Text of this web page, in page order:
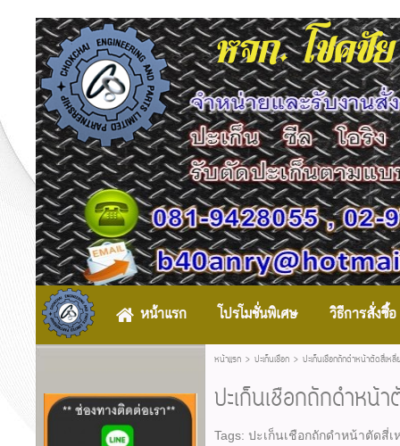
หจก. โชคชั
หน้าแรก โปรโมชั่นพิเศษ วิธีการสั่งซื้อ
หน้าแรก> ปะเก็นเชือก> ปะเก็นเชือกถักดำหน้าตัดสี่เหลี่
ปะเก็นเชือกถักดำหน้
Tags:ปะเก็นเชือกถักดำหน้าตัดสี่เ